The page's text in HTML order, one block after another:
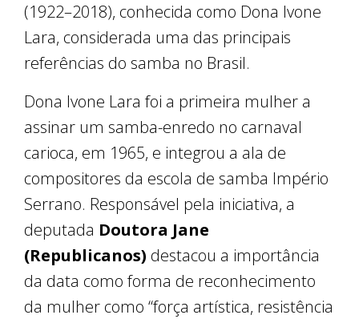
(1922–2018), conhecida como Dona Ivone
Lara, considerada uma das principais
referências do samba no Brasil.
Dona Ivone Lara foi a primeira mulher a
assinar um samba-enredo no carnaval
carioca, em 1965, e integrou a ala de
compositores da escola de samba Império
Serrano. Responsável pela iniciativa, a
deputada Doutora Jane
(Republicanos) destacou a importância
da data como forma de reconhecimento
da mulher como “força artística, resistência